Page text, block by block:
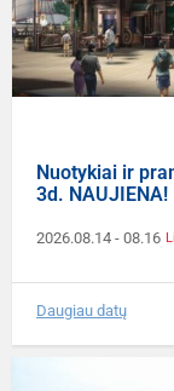
Nuotykiai ir
3d. NAUJIENA!
2026.08.14 - 08.16
Daugiau datų